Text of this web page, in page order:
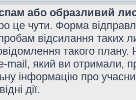
або образливий
це чути. Форма
відсилання таких
такого
mail, який ви отримали,
інформацію про
дії.